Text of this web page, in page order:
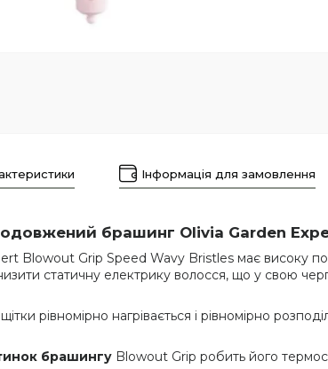
Інформація для замовлення
брашинг Olivia Garden
Blowout Grip Speed Wavy Bristles має високу
статичну електрику волосся, що у свою
рівномірно нагрівається і рівномірно
брашингу Blowout Grip робить його